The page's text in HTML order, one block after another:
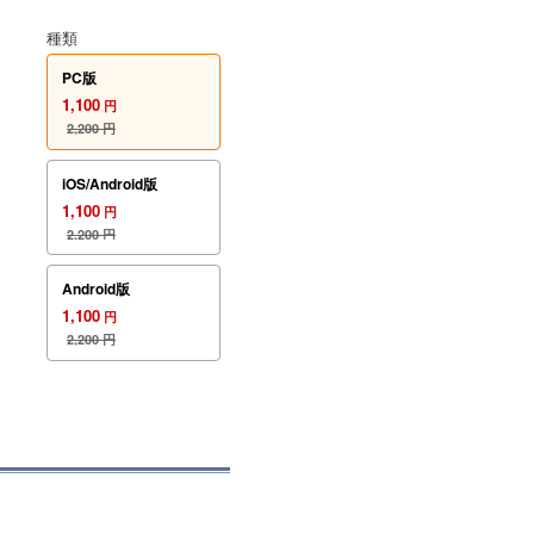
種類
PC版
1,100 円
2,200 円
iOS/Android版
1,100 円
2,200 円
Android版
1,100 円
2,200 円